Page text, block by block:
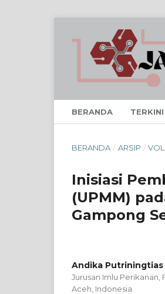
BERANDA TERKINI
BERANDA / ARSIP /
Inisiasi
(UPMM)
Gampong
Andika Putriningtias
Jurusan Imlu Perikanan,
Aceh, Indonesia